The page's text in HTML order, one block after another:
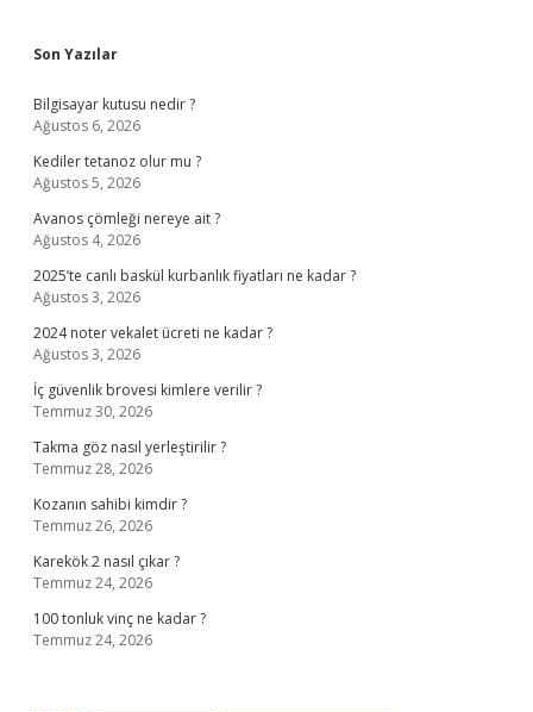
Sidebar
Son Yazılar
Bilgisayar kutusu nedir ?
Ağustos 6, 2026
Kediler tetanoz olur mu ?
Ağustos 5, 2026
Avanos çömleği nereye ait ?
Ağustos 4, 2026
2025’te canlı baskül kurbanlık fiyatları ne kadar ?
Ağustos 3, 2026
2024 noter vekalet ücreti ne kadar ?
Ağustos 3, 2026
İç güvenlik brovesi kimlere verilir ?
Temmuz 30, 2026
Takma göz nasıl yerleştirilir ?
Temmuz 28, 2026
Kozanın sahibi kimdir ?
Temmuz 26, 2026
Karekök 2 nasıl çıkar ?
Temmuz 24, 2026
100 tonluk vinç ne kadar ?
Temmuz 24, 2026